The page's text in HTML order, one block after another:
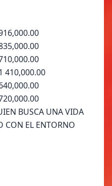
410,000.00
BUSCA UNA VIDA
CON EL ENTORNO